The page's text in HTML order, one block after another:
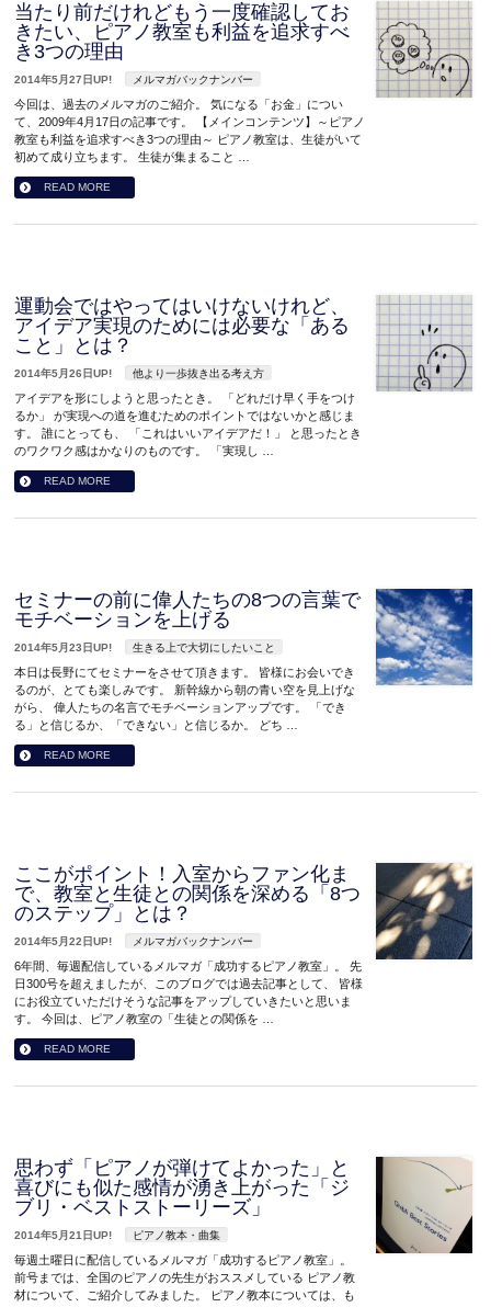
当たり前だけれどもう一度確認してお
きたい、ピアノ教室も利益を追求すべ
き3つの理由
2014年5月27日UP! メルマガバックナンバー
今回は、過去のメルマガのご紹介。 気になる「お金」につい
て、2009年4月17日の記事です。 【メインコンテンツ】～ピアノ
教室も利益を追求すべき3つの理由～ ピアノ教室は、生徒がいて
初めて成り立ちます。 生徒が集まること …
READ MORE
運動会ではやってはいけないけれど、
アイデア実現のためには必要な「ある
こと」とは？
2014年5月26日UP! 他より一歩抜き出る考え方
アイデアを形にしようと思ったとき。 「どれだけ早く手をつけ
るか」 が実現への道を進むためのポイントではないかと感じま
す。 誰にとっても、 「これはいいアイデアだ！」 と思ったとき
のワクワク感はかなりのものです。 「実現し …
READ MORE
セミナーの前に偉人たちの8つの言葉で
モチベーションを上げる
2014年5月23日UP! 生きる上で大切にしたいこと
本日は長野にてセミナーをさせて頂きます。 皆様にお会いでき
るのが、とても楽しみです。 新幹線から朝の青い空を見上げな
がら、 偉人たちの名言でモチベーションアップです。 「でき
る」と信じるか、「できない」と信じるか。 どち …
READ MORE
ここがポイント！入室からファン化ま
で、教室と生徒との関係を深める「8つ
のステップ」とは？
2014年5月22日UP! メルマガバックナンバー
6年間、毎週配信しているメルマガ「成功するピアノ教室」。 先
日300号を超えましたが、このブログでは過去記事として、 皆様
にお役立ていただけそうな記事をアップしていきたいと思いま
す。 今回は、ピアノ教室の「生徒との関係を …
READ MORE
思わず「ピアノが弾けてよかった」と
喜びにも似た感情が湧き上がった「ジ
ブリ・ベストストーリーズ」
2014年5月21日UP! ピアノ教本・曲集
毎週土曜日に配信しているメルマガ「成功するピアノ教室」。
前号までは、全国のピアノの先生がおススメしている ピアノ教
材について、ご紹介してみました。 ピアノ教本については、も